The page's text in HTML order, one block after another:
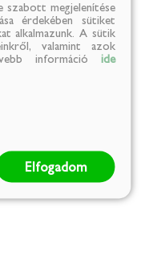
ételekhez ajánljuk:
mártások, lecsó,
és káposzta,
sűrített paradicsom
szabott megjelenítése
érdekében sütiket
alkalmazunk. A sütik
valamint azok
információ ide
Elfogadom